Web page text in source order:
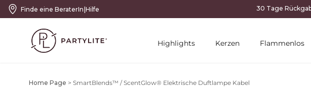
Finde eine BeraterIn|Hilfe
Highlights Kerzen Flammenlos
Home Page > SmartBlends™ / ScentGlow® Elektrische Duftlampe Kabel